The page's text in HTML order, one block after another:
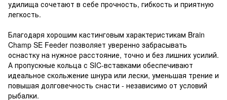
удилища сочетают в себе прочность, гибкость и приятную
легкость.
Благодаря хорошим кастинговым характеристикам Brain
Champ SE Feeder позволяет уверенно забрасывать
оснастку на нужное расстояние, точно и без лишних усилий.
А пропускные кольца с SIC-вставками обеспечивают
идеальное скольжение шнура или лески, уменьшая трение и
повышая долговечность снасти - независимо от условий
рыбалки.